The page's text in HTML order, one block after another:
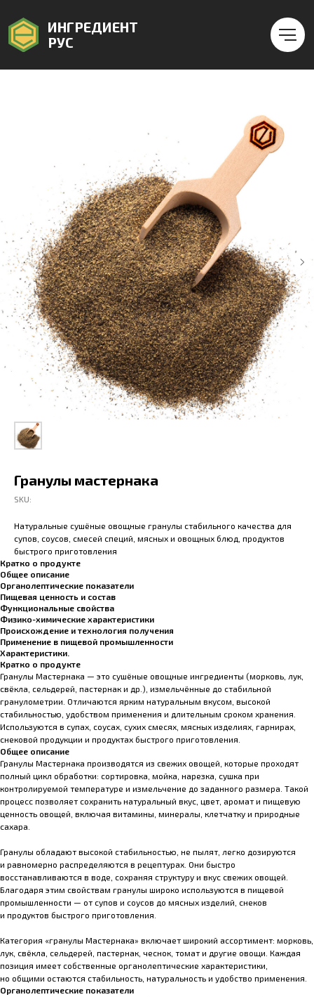
ИНГРЕДИЕНТ
РУС
Гранулы мастернака
SKU:
Натуральные сушёные овощные гранулы стабильного качества для
супов, соусов, смесей специй, мясных и овощных блюд, продуктов
быстрого приготовления
Кратко о продукте
Общее описание
Органолептические показатели
Пищевая ценность и состав
Функциональные свойства
Физико-химические характеристики
Происхождение и технология получения
Применение в пищевой промышленности
Характеристики.
Кратко о продукте
Гранулы Мастернака — это сушёные овощные ингредиенты (морковь, лук,
свёкла, сельдерей, пастернак и др.), измельчённые до стабильной
гранулометрии. Отличаются ярким натуральным вкусом, высокой
стабильностью, удобством применения и длительным сроком хранения.
Используются в супах, соусах, сухих смесях, мясных изделиях, гарнирах,
снековой продукции и продуктах быстрого приготовления.
Общее описание
Гранулы Мастернака производятся из свежих овощей, которые проходят
полный цикл обработки: сортировка, мойка, нарезка, сушка при
контролируемой температуре и измельчение до заданного размера. Такой
процесс позволяет сохранить натуральный вкус, цвет, аромат и пищевую
ценность овощей, включая витамины, минералы, клетчатку и природные
сахара.
Гранулы обладают высокой стабильностью, не пылят, легко дозируются
и равномерно распределяются в рецептурах. Они быстро
восстанавливаются в воде, сохраняя структуру и вкус свежих овощей.
Благодаря этим свойствам гранулы широко используются в пищевой
промышленности — от супов и соусов до мясных изделий, снеков
и продуктов быстрого приготовления.
Категория «гранулы Мастернака» включает широкий ассортимент: морковь,
лук, свёкла, сельдерей, пастернак, чеснок, томат и другие овощи. Каждая
позиция имеет собственные органолептические характеристики,
но общими остаются стабильность, натуральность и удобство применения.
Органолептические показатели